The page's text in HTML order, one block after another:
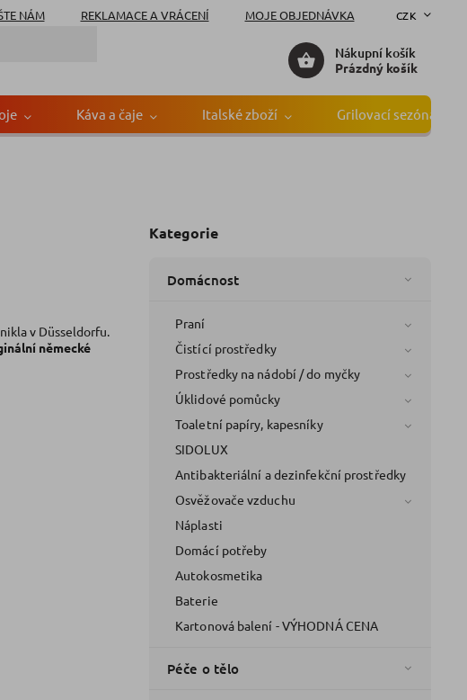
NÁM REKLAMACE A VRÁCENÍ MOJE OBJEDNÁVKA CZK
Nákupní košík
Prázdný košík
Káva a čaje Italské zboží Grilovací sezóna
Kategorie
Domácnost
Praní
Čistící prostředky
Prostředky na nádobí / do myčky
Úklidové pomůcky
Toaletní papíry, kapesníky
SIDOLUX
Antibakteriální a dezinfekční prostředky
Osvěžovače vzduchu
Náplasti
Domácí potřeby
Autokosmetika
Baterie
Kartonová balení - VÝHODNÁ CENA
Péče o tělo
v Düsseldorfu.
německé